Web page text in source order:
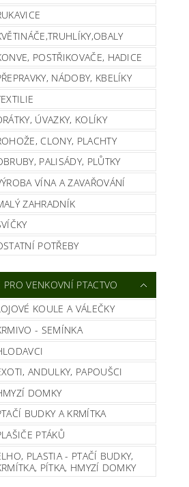
POSTŘIKOVAČE, HADICE
NÁDOBY, KBELÍKY
ÚVAZKY, KOLÍKY
CLONY, PLACHTY
PALISÁDY, PLŮTKY
VÍNA A ZAVAŘOVÁNÍ
ZAHRADNÍK
POTŘEBY
PRO VENKOVNÍ PTACTVO
KOULE A VÁLEČKY
- SEMÍNKA
ANDULKY, PAPOUŠCI
DOMKY
BUDKY A KRMÍTKA
PTÁKŮ
PLASTIA - PTAČÍ BUDKY,
PÍTKA, HMYZÍ DOMKY